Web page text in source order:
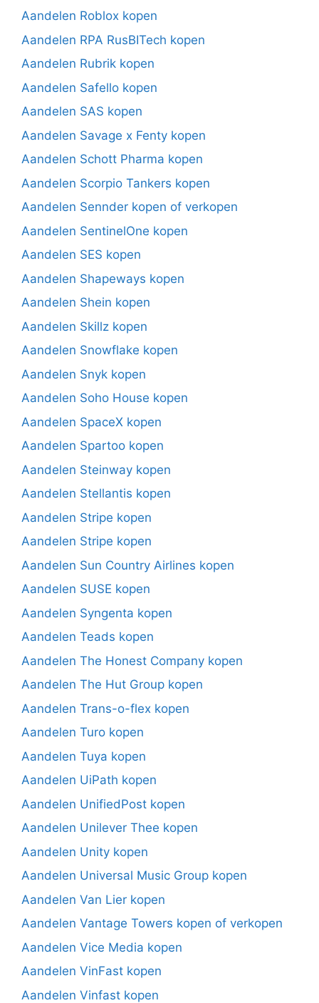
Aandelen Roblox kopen
Aandelen RPA RusBITech kopen
Aandelen Rubrik kopen
Aandelen Safello kopen
Aandelen SAS kopen
Aandelen Savage x Fenty kopen
Aandelen Schott Pharma kopen
Aandelen Scorpio Tankers kopen
Aandelen Sennder kopen of verkopen
Aandelen SentinelOne kopen
Aandelen SES kopen
Aandelen Shapeways kopen
Aandelen Shein kopen
Aandelen Skillz kopen
Aandelen Snowflake kopen
Aandelen Snyk kopen
Aandelen Soho House kopen
Aandelen SpaceX kopen
Aandelen Spartoo kopen
Aandelen Steinway kopen
Aandelen Stellantis kopen
Aandelen Stripe kopen
Aandelen Stripe kopen
Aandelen Sun Country Airlines kopen
Aandelen SUSE kopen
Aandelen Syngenta kopen
Aandelen Teads kopen
Aandelen The Honest Company kopen
Aandelen The Hut Group kopen
Aandelen Trans-o-flex kopen
Aandelen Turo kopen
Aandelen Tuya kopen
Aandelen UiPath kopen
Aandelen UnifiedPost kopen
Aandelen Unilever Thee kopen
Aandelen Unity kopen
Aandelen Universal Music Group kopen
Aandelen Van Lier kopen
Aandelen Vantage Towers kopen of verkopen
Aandelen Vice Media kopen
Aandelen VinFast kopen
Aandelen Vinfast kopen